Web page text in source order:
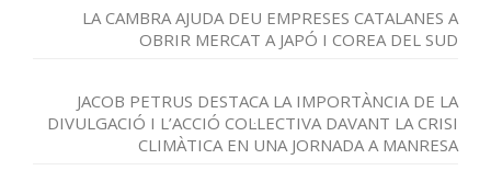
LA CAMBRA AJUDA DEU EMPRESES CATALANES A
OBRIR MERCAT A JAPÓ I COREA DEL SUD
JACOB PETRUS DESTACA LA IMPORTÀNCIA DE LA
DIVULGACIÓ I L’ACCIÓ COL·LECTIVA DAVANT LA CRISI
CLIMÀTICA EN UNA JORNADA A MANRESA